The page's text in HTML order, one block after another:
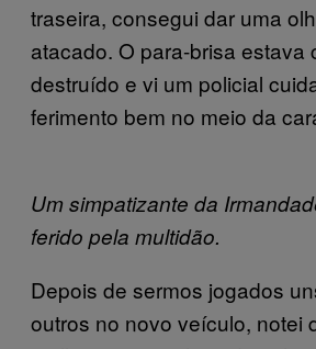
traseira, consegui dar uma
atacado. O para-brisa estava
destruído e vi um policial
ferimento bem no meio da
Um simpatizante da
ferido pela multidão.
Depois de sermos jogados
outros no novo veículo, notei